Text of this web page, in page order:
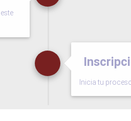
Inicia tu